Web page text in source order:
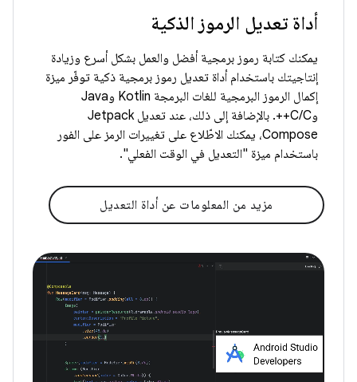
أداة تعديل الرموز الذكية
يمكنك كتابة رموز برمجية أفضل والعمل بشكل أسرع وزيادة
إنتاجيتك باستخدام أداة تعديل رموز برمجية ذكية توفّر ميزة
إكمال الرموز البرمجية للغات البرمجة Kotlin وJava
وC/C++. بالإضافة إلى ذلك، عند تعديل Jetpack
Compose، يمكنك الاطّلاع على تغييرات الرمز على الفور
باستخدام ميزة "التعديل في الوقت الفعلي".
مزيد من المعلومات عن أداة التعديل